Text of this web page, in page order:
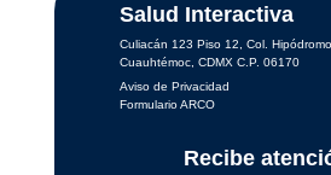
Salud Interactiva
Culiacán 123 Piso 12, Col.
Cuauhtémoc, CDMX C.P. 06170
Aviso de Privacidad
Formulario ARCO
Recibe